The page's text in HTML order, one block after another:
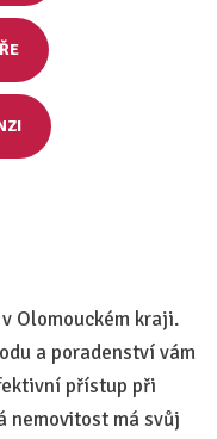
Olomouckém kraji.
a poradenství vám
přístup při
nemovitost má svůj